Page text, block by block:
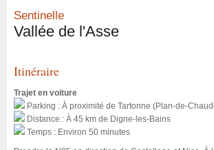
Sentinelle
Vallée de l'Asse
Itinéraire
Trajet en voiture
Parking : À proximité de Tartonne (Plan-de-
Distance : À 45 km de Digne-les-Bains
Temps : Environ 50 minutes